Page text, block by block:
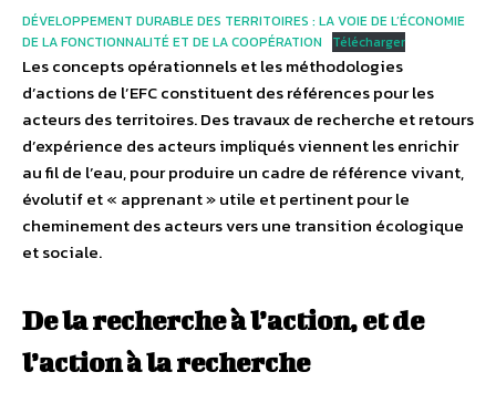
DÉVELOPPEMENT DURABLE DES TERRITOIRES : LA VOIE DE L’ÉCONOMIE
DE LA FONCTIONNALITÉ ET DE LA COOPÉRATION
Télécharger
Les concepts opérationnels et les méthodologies
d’actions de l’EFC constituent des références pour les
acteurs des territoires. Des travaux de recherche et retours
d’expérience des acteurs impliqués viennent les enrichir
au fil de l’eau, pour produire un cadre de référence vivant,
évolutif et « apprenant » utile et pertinent pour le
cheminement des acteurs vers une transition écologique
et sociale.
De la recherche à l’action, et de
l’action à la recherche